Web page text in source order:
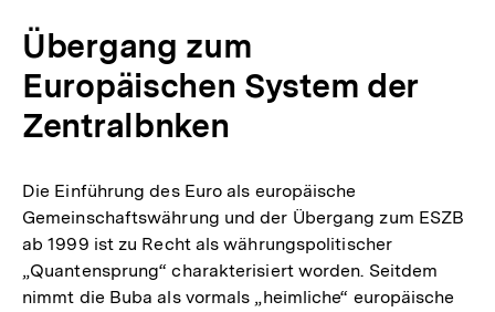
Übergang zum
Europäischen System der
Zentralbnken
Die Einführung des Euro als europäische
Gemeinschaftswährung und der Übergang zum ESZB
ab 1999 ist zu Recht als währungspolitischer
„Quantensprung“ charakterisiert worden. Seitdem
nimmt die Buba als vormals „heimliche“ europäische